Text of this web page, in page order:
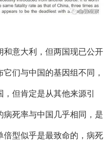
和意大利，但两国现已公开
们与中国的基因组不同，
但肯定是从其他来源引
病死率与中国几乎相同，是
倍型似乎是最致命的，病死